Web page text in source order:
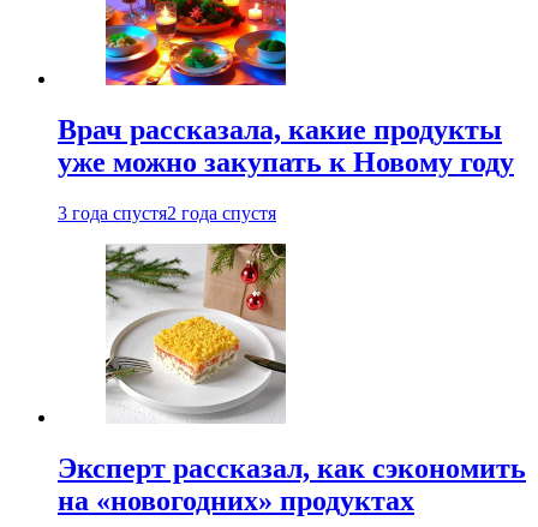
Врач рассказала, какие продукты
уже можно закупать к Новому году
3 года спустя2 года спустя
Эксперт рассказал, как сэкономить
на «новогодних» продуктах